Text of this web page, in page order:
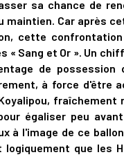
sa chance de
maintien. Car après
cette
« Sang et Or ». Un
de
à force d'être
égaliser peu
à l'image de ce
logiquement que les